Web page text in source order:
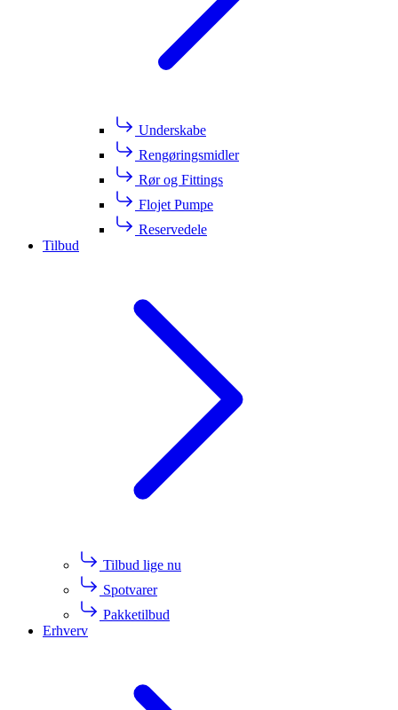
Underskabe
Rengøringsmidler
Rør og Fittings
Flojet Pumpe
Reservedele
Tilbud
Tilbud lige nu
Spotvarer
Pakketilbud
Erhverv